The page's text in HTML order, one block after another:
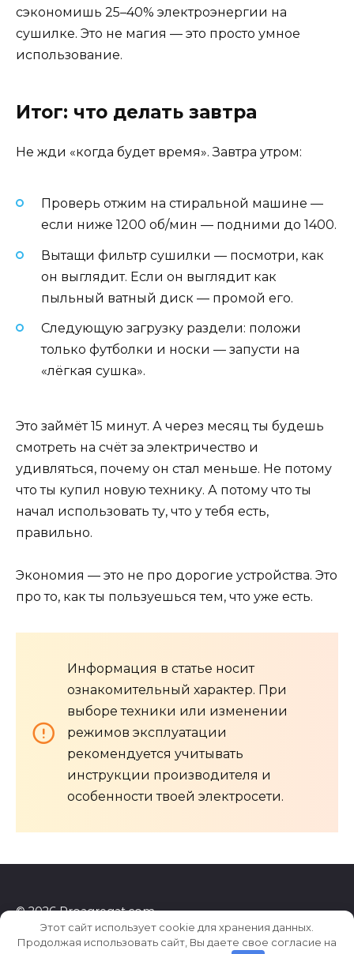
сэкономишь 25–40% электроэнергии на
сушилке. Это не магия — это просто умное
использование.
Итог: что делать завтра
Не жди «когда будет время». Завтра утром:
Проверь отжим на стиральной машине —
если ниже 1200 об/мин — подними до 1400.
Вытащи фильтр сушилки — посмотри, как
он выглядит. Если он выглядит как
пыльный ватный диск — промой его.
Следующую загрузку раздели: положи
только футболки и носки — запусти на
«лёгкая сушка».
Это займёт 15 минут. А через месяц ты будешь
смотреть на счёт за электричество и
удивляться, почему он стал меньше. Не потому
что ты купил новую технику. А потому что ты
начал использовать ту, что у тебя есть,
правильно.
Экономия — это не про дорогие устройства. Это
про то, как ты пользуешься тем, что уже есть.
Информация в статье носит
ознакомительный характер. При
выборе техники или изменении
режимов эксплуатации
рекомендуется учитывать
инструкции производителя и
особенности твоей электросети.
© 2026 Proagregat.com
Этот сайт использует cookie для хранения данных.
Продолжая использовать сайт, Вы даете свое согласие на